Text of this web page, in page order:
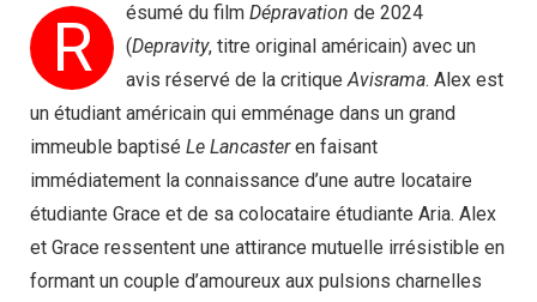
R ésumé du film Dépravation de 2024
(Depravity, titre original américain) avec un
avis réservé de la critiqueAvisrama. Alex est
un étudiant américain qui emménage dans un grand
immeuble baptisé Le Lancasteren faisant
immédiatement la connaissance d’une autre locataire
étudiante Grace et de sa colocataire étudiante Aria. Alex
et Grace ressentent une attirance mutuelle irrésistible en
formant un couple d’amoureux aux pulsions charnelles